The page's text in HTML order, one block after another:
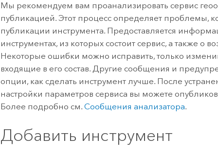
Мы рекомендуем вам проанализировать сервис
публикацией. Этот процесс определяет проблемы,
публикации инструмента. Предоставляется
инструментах, из которых состоит сервис, а также о
Некоторые ошибки можно исправить, только
входящие в его состав. Другие сообщения и
опции, как сделать инструмент лучше. После
настройки параметров сервиса вы можете
Более подробно см.Сообщения анализатора.
Добавить инструмент